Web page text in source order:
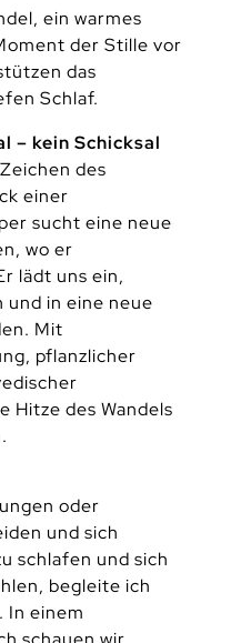
ein warmes
der Stille vor
das
Schlaf.
– kein Schicksal
des
einer
sucht eine neue
wo er
lädt uns ein,
und in eine neue
Mit
pflanzlicher
Hitze des Wandels
oder
und sich
schlafen und sich
begleite ich
In einem